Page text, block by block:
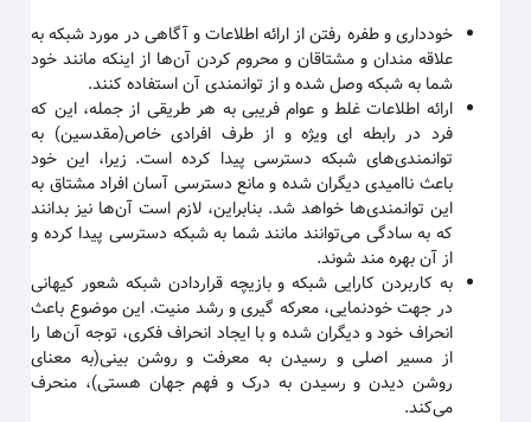
خودداری و طفره رفتن از ارائه اطلاعات و آگاهی در مورد شبکه به
علاقه مندان و مشتاقان و محروم کردن آن‌ها از اینکه مانند خود
شما به شبکه وصل شده و از توانمندی آن استفاده کنند.
ارائه اطلاعات غلط و عوام فریبی به هر طریقی از جمله، این که
فرد در رابطه ای ویژه و از طرف افرادی خاص(مقدسین) به
توانمندی‌های شبکه دسترسی پیدا کرده است. زیرا، این خود
باعث ناامیدی دیگران شده و مانع دسترسی آسان افراد مشتاق به
این توانمندی‌ها خواهد شد. بنابراین، لازم است آن‌ها نیز بدانند
که به سادگی می‌توانند مانند شما به شبکه دسترسی پیدا کرده و
از آن بهره مند شوند.
به کاربردن کارایی شبکه و بازیچه قراردادن شبکه شعور کیهانی
در جهت خودنمایی، معرکه گیری و رشد منیت. این موضوع باعث
انحراف خود و دیگران شده و با ایجاد انحراف فکری، توجه آن‌ها را
از مسیر اصلی و رسیدن به معرفت و روشن بینی(به معنای
روشن دیدن و رسیدن به درک و فهم جهان هستی)، منحرف
می‌کند.